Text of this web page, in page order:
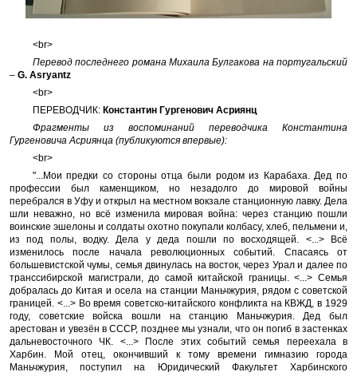
<br>
Перевод последнего романа Михаила Булгакова на португальский
– G. Asryantz
<br>
ПЕРЕВОДЧИК: Константин Гургенович Асриянц
Фрагменты из воспоминаний переводчика Константина
Гургеновича Асриянца (публикуются впервые):
<br>
"...Мои предки со стороны отца были родом из Карабаха. Дед по
профессии был каменщиком, но незадолго до мировой войны
перебрался в Уфу и открыл на местном вокзале станционную лавку. Дела
шли неважно, но всё изменила мировая война: через станцию пошли
воинские эшелоны и солдаты охотно покупали колбасу, хлеб, пельмени и,
из под полы, водку. Дела у деда пошли по восходящей. <...> Всё
изменилось после начала революционных событий. Спасаясь от
большевистской чумы, семья двинулась на восток, через Урал и далее по
транссибирской магистрали, до самой китайской границы. <...> Семья
добралась до Китая и осела на станции Маньчжурия, рядом с советской
границей. <...> Во время советско-китайского конфликта на КВЖД, в 1929
году, советские войска вошли на станцию Маньчжурия. Дед был
арестован и увезён в СССР, позднее мы узнали, что он погиб в застенках
дальневосточного ЧК. <...> После этих событий семья переехала в
Харбин. Мой отец, окончивший к тому времени гимназию города
Маньчжурия, поступил на Юридический Факультет Харбинского